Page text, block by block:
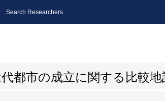
Search Researchers
都市の成立に関する比較地